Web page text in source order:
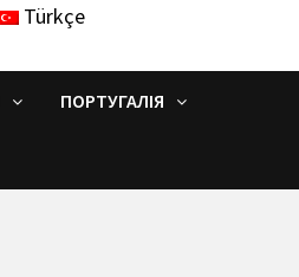
Türkçe
ПОРТУГАЛІЯ